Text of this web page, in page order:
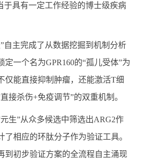
于具有一定工作经验的博士级疾病
自主完成了从数据挖掘到机制分析
定一个名为GPR160的“孤儿受体”为
仅能直接抑制肿瘤，还能激活T细
直接杀伤+免疫调节”的双重机制。
生”从众多候选中筛选出ARG2作
了相应的环肽分子作为验证工具。
到初步验证方案的全流程自主涌现